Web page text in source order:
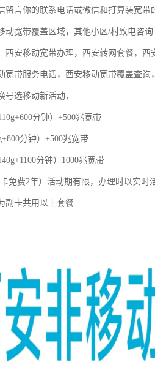
留言你的联系电话或微信和打算装宽
动宽带覆盖区域，其他小区/村致电咨询
西安移动宽带办理，西安转网套餐，
宽带服务电话，西安移动宽带覆盖查询，
号选移动新活动，
分钟）+500兆宽带
分钟）+500兆宽带
分钟）1000兆宽带
卡免费2年）活动期有限，办理时以实时
副卡共用以上套餐